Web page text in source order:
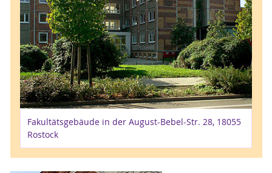
Fakultätsgebäude in der August-Bebel-Str. 28, 18055
Rostock